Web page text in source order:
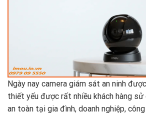
Ngày nay camera giám sát an ninh
thiết yếu được rất nhiều khách hàng
an toàn tại gia đình, doanh nghiệp,